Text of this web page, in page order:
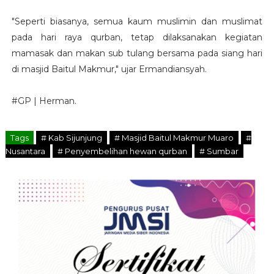
"Seperti biasanya, semua kaum muslimin dan muslimat
pada hari raya qurban, tetap dilaksanakan kegiatan
mamasak dan makan sub tulang bersama pada siang hari
di masjid Baitul Makmur," ujar Ermandiansyah.
#GP | Herman.
Tags # Kab Sijunjung # Masjid Baitul Makmur Muaro
#
Nusantara
# Penyembelihan hewan qurban # Sumbar